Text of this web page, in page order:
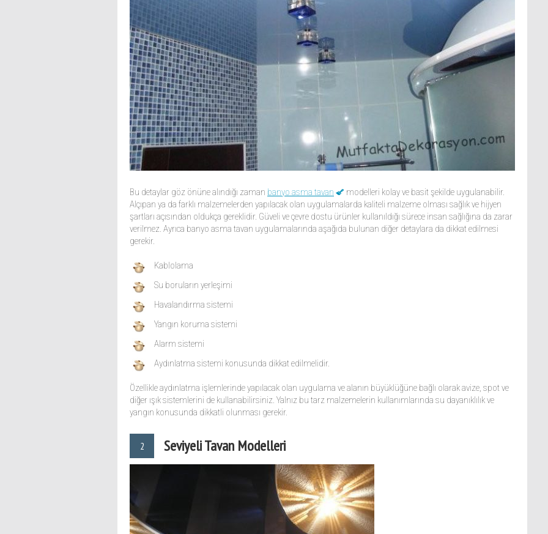
Bu detaylar göz önüne alındığı zaman banyo asma tavan
modelleri kolay ve basit şekilde uygulanabilir.
Alçıpan ya da farklı malzemelerden yapılacak olan uygulamalarda kaliteli malzeme olması sağlık ve hijyen
şartları açısından oldukça gereklidir. Güveli ve çevre dostu ürünler kullanıldığı sürece insan sağlığına da zarar
verilmez. Ayrıca banyo asma tavan uygulamalarında aşağıda bulunan diğer detaylara da dikkat edilmesi
gerekir.
Kablolama
Su boruların yerleşimi
Havalandırma sistemi
Yangın koruma sistemi
Alarm sistemi
Aydınlatma sistemi konusunda dikkat edilmelidir.
Özellikle aydınlatma işlemlerinde yapılacak olan uygulama ve alanın büyüklüğüne bağlı olarak avize, spot ve
diğer ışık sistemlerini de kullanabilirsiniz. Yalnız bu tarz malzemelerin kullanımlarında su dayanıklılık ve
yangın konusunda dikkatli olunması gerekir.
2 Seviyeli Tavan Modelleri